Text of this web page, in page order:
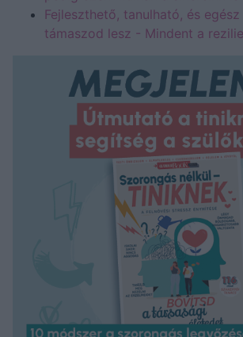
Fejleszthető, tanulható, és
támaszod lesz - Mindent a